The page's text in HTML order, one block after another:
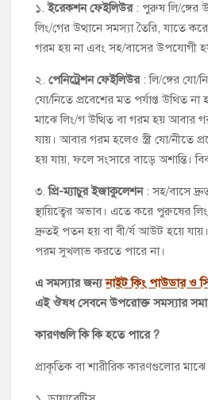
১.ইরেকশন ফেইলিউর: পুরুষ লি/ঙ্গের
লিং/গের উত্থানে সমস্যা তৈরি, যাতে
গরম হয় না এবং সহ/বাসের উপযোগী
২.পেনিট্রেশন ফেইলিউর: লি/ঙ্গের যো/
যো/নিতে প্রবেশের মত পর্যাপ্ত উথিত
মাঝে লিং/গ উত্থিত বা গরম হয় আবার
যায়। আবার গরম হলেও স্ত্রী যো/নীতে
হয় যায়, ফলে সংসারে বাড়ে অশান্তি।
৩.প্রি-ম্যাচুর ইজাকুলেশন: সহ/বাসে
স্থায়িত্বের অভাব। এতে করে পুরুষের
দ্রুতই পতন হয় বা বী/র্য আউট হয়ে
পরম সুখলাভ করতে পারে না।
এ সমস্যার জন্যনাইট কিং পাউডার ও
এই ঔষধ সেবনে উপরোক্ত সমস্যার
কারণগুলি কি কি হতে পারে ?
প্রাকৃতিক বা শারীরিক কারণগুলোর